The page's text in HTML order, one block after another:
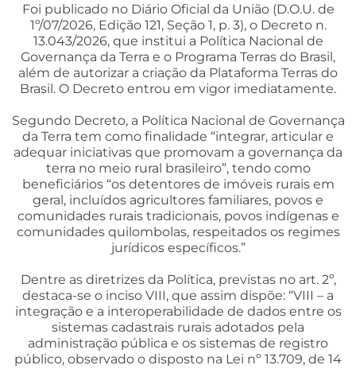
Foi publicado no Diário Oficial da União (D.O.U. de
1º/07/2026, Edição 121, Seção 1, p. 3), o Decreto n.
13.043/2026, que institui a Política Nacional de
Governança da Terra e o Programa Terras do Brasil,
além de autorizar a criação da Plataforma Terras do
Brasil. O Decreto entrou em vigor imediatamente.
Segundo Decreto, a Política Nacional de Governança
da Terra tem como finalidade “integrar, articular e
adequar iniciativas que promovam a governança da
terra no meio rural brasileiro”, tendo como
beneficiários “os detentores de imóveis rurais em
geral, incluídos agricultores familiares, povos e
comunidades rurais tradicionais, povos indígenas e
comunidades quilombolas, respeitados os regimes
jurídicos específicos.”
Dentre as diretrizes da Política, previstas no art. 2º,
destaca-se o inciso VIII, que assim dispõe: “VIII – a
integração e a interoperabilidade de dados entre os
sistemas cadastrais rurais adotados pela
administração pública e os sistemas de registro
público, observado o disposto na Lei nº 13.709, de 14